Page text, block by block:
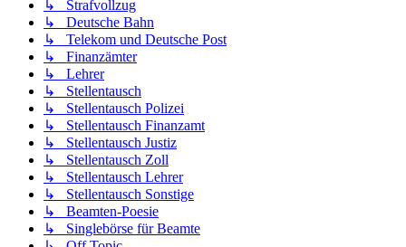
↳ Strafvollzug
↳ Deutsche Bahn
↳ Telekom und Deutsche Post
↳ Finanzämter
↳ Lehrer
↳ Stellentausch
↳ Stellentausch Polizei
↳ Stellentausch Finanzamt
↳ Stellentausch Justiz
↳ Stellentausch Zoll
↳ Stellentausch Lehrer
↳ Stellentausch Sonstige
↳ Beamten-Poesie
↳ Singlebörse für Beamte